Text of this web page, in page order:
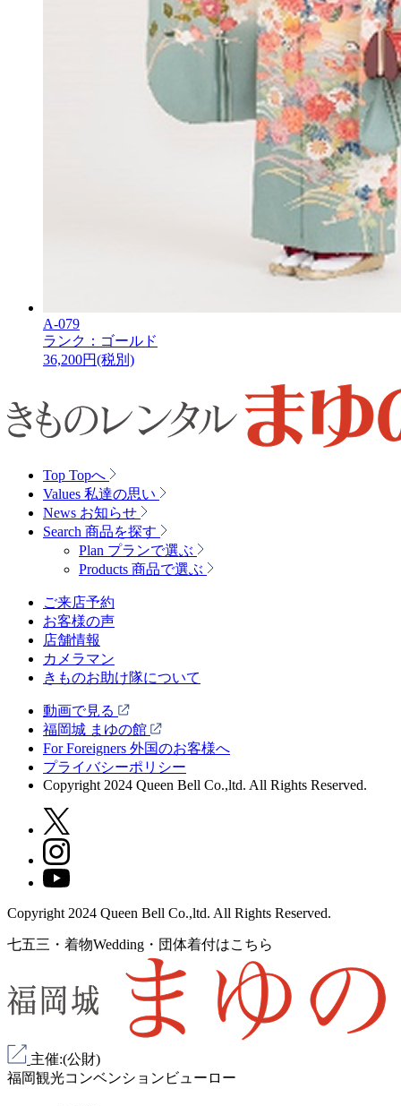
A-079
ランク：ゴールド
36,200円(税別)
Top Topへ
Values 私達の思い
News お知らせ
Search 商品を探す
Plan プランで選ぶ
Products 商品で選ぶ
ご来店予約
お客様の声
店舗情報
カメラマン
きものお助け隊について
動画で見る
福岡城 まゆの館
For Foreigners 外国のお客様へ
プライバシーポリシー
Copyright 2024 Queen Bell Co.,ltd. All Rights Reserved.
Copyright 2024 Queen Bell Co.,ltd. All Rights Reserved.
七五三・着物Wedding・団体着付はこちら
主催:(公財)
福岡観光コンベンションビューロー